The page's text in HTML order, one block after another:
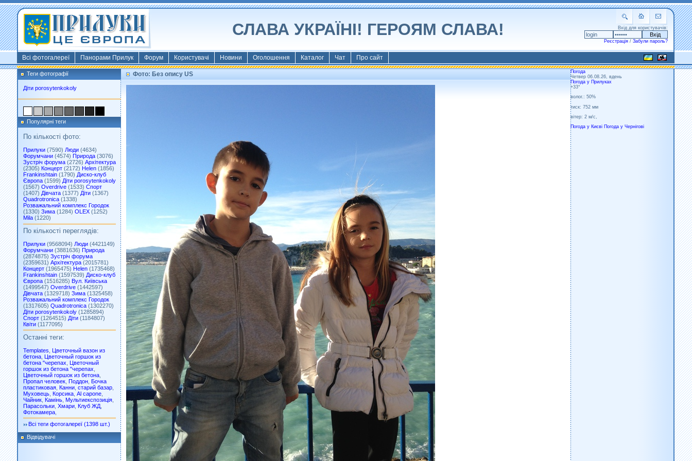
СЛАВА УКРАЇНІ! ГЕРОЯМ СЛАВА! Вхід для користувачів:
Реєстрація / Забули пароль?
Всі фотогалереї Панорами Прилук Форум Користувачі Новини Оголошення Каталог Чат Про сайт
Теги фотографії
Діти porosytenkokoly
Популярні теги
По кількості фото:
Прилуки (7590) Люди (4634)
Форумчани (4574) Природа (3076)
Зустріч форума (2726) Архітектура
(2305) Концерт (2172) Helen (1856)
Frankinshtain (1790) Диско-клуб
Європа (1599) Діти porosytenkokoly
(1567) Overdrive (1533) Спорт
(1407) Дівчата (1377) Діти (1367)
Quadrotronica (1338)
Розважальний комплекс Городок
(1330) Зима (1284) OLEX (1252)
Mila (1220)
По кількості переглядів:
Прилуки (9568094) Люди (4421149)
Форумчани (3881636) Природа
(2874875) Зустріч форума
(2359631) Архітектура (2015781)
Концерт (1965475) Helen (1735468)
Frankinshtain (1597539) Диско-клуб
Європа (1516285) Вул. Київська
(1499547) Overdrive (1442597)
Дівчата (1329718) Зима (1325458)
Розважальний комплекс Городок
(1317605) Quadrotronica (1302270)
Діти porosytenkokoly (1285894)
Спорт (1264515) Діти (1184807)
Квіти (1177095)
Останні теги:
Templates Цветочный вазон из
бетона Цветочный горшок из
бетона "черепах
Цветочный
горшок из бетона "черепах
Цветочный горшок из бетона
Пропал человек Поддон Бочка
пластиковая Канни старий базар
Муховець Корсика Al capone
Чайник Камінь Мультиекспозиція
Парасольки Хмари Клуб ЖД
Фотокамера
Всі теги фотогалереї (1398 шт.)
Відвідувачі
Фото: Без опису US
Погода
Четвер 06.08.26, вдень
Погода у Прилуках
+33°
волог.: 50%
тиск: 752 мм
вітер: 2 м/с,
Погода у Києві Погода у Чернігові